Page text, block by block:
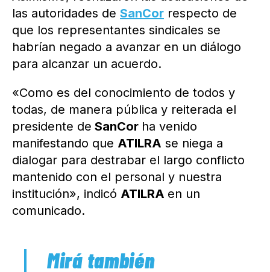
las autoridades de SanCor respecto de
que los representantes sindicales se
habrían negado a avanzar en un diálogo
para alcanzar un acuerdo.
«Como es del conocimiento de todos y
todas, de manera pública y reiterada el
presidente de SanCor ha venido
manifestando que ATILRA se niega a
dialogar para destrabar el largo conflicto
mantenido con el personal y nuestra
institución», indicó ATILRA en un
comunicado.